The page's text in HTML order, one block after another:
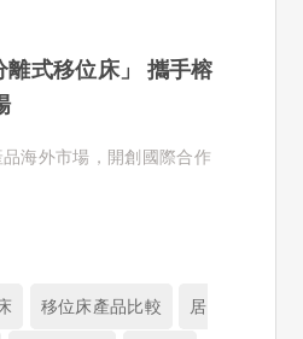
式移位床」 攜手榕
海外市場，開創國際合作
移位床產品比較
居